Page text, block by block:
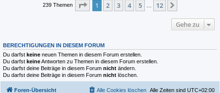
239 Themen Seite 1von 12
1 2 3 4 5 12
Gehe zu
BERECHTIGUNGEN IN DIESEM FORUM
Du darfst keine neuen Themen in diesem Forum erstellen.
Du darfst keineAntworten zu Themen in diesem Forum erstellen.
Du darfst deine Beiträge in diesem Forum nicht ändern.
Du darfst deine Beiträge in diesem Forum nicht löschen.
Foren-Übersicht Alle Zeiten sind UTC+02:00
Alle Cookies löschen